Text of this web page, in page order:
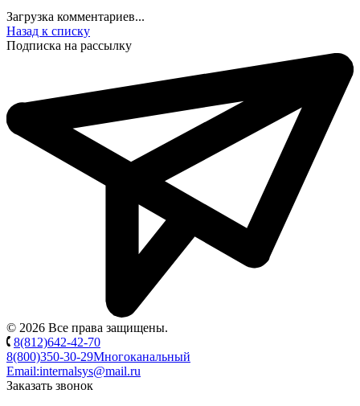
Загрузка комментариев...
Назад к списку
Подписка на рассылку
© 2026 Все права защищены.
8(812)642-42-70
8(800)350-30-29Многоканальный
Email:internalsys@mail.ru
Заказать звонок